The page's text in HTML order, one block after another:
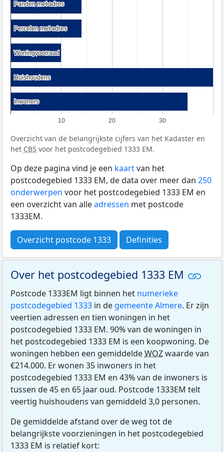
10 20 30
Panden met adres
Panden met adres
Percelen met adres
Percelen met adres
Woningvoorraad
Woningvoorraad
Huishoudens
Huishoudens
Inwoners
Inwoners
Overzicht van de belangrijkste cijfers van het Kadaster en
het CBS voor het postcodegebied 1333 EM.
Op deze pagina vind je een kaartvan het
postcodegebied 1333 EM, de data over meer dan 250
onderwerpen voor het postcodegebied 1333 EM en
een overzicht van alleadressen met postcode
1333EM.
Overzicht postcode 1333 Definities
Over het postcodegebied 1333 EM
Postcode 1333EM ligt binnen het numerieke
postcodegebied 1333 in de gemeente Almere. Er zijn
veertien adressen en tien woningen in het
postcodegebied 1333 EM. 90% van de woningen in
het postcodegebied 1333 EM is een koopwoning. De
woningen hebben een gemiddeldeWOZwaarde van
€214.000. Er wonen 35 inwoners in het
postcodegebied 1333 EM en 43% van de inwoners is
tussen de 45 en 65 jaar oud. Postcode 1333EM telt
veertig huishoudens van gemiddeld 3,0 personen.
De gemiddelde afstand over de weg tot de
belangrijkste voorzieningen in het postcodegebied
1333 EM is relatief kort: